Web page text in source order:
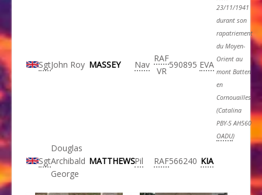
SgtJohn Roy MASSEY Nav
RAF
VR
590895 EVA
23/11/1941
durant son
rapatriement
du Moyen-
Orient au
mont Batten
en
Cornouailles
(Catalina
PBY-5AH560
OADU)
Sgt
Douglas
Archibald
George
MATTHEWSPil RAF566240 KIA